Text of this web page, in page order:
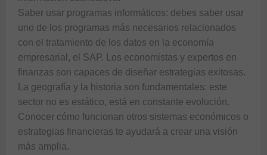
Saber usar programas informáticos: debes saber usar
uno de los programas más necesarios relacionados
con el tratamiento de los datos en la economía
empresarial, el SAP. Los economistas y expertos en
finanzas son capaces de diseñar estrategias exitosas.
La geografía y la historia son fundamentales: este
sector no es estático, está en constante evolución.
Conocer cómo funcionan otros sistemas económicos o
estrategias financieras te ayudará a crear una visión
más amplia.